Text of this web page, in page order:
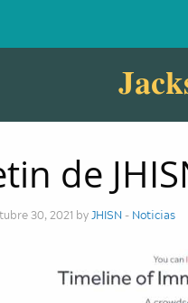
de
30, 2021 byJHISN - Noticias